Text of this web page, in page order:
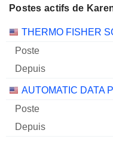
Postes actifs de
Sociétés Poste Début
THERMO FISHER
AUTOMATIC DATA